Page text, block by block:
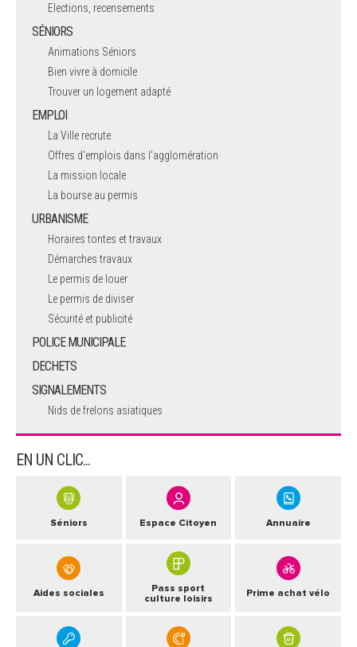
Elections, recensements
SÉNIORS
Animations Séniors
Bien vivre à domicile
Trouver un logement adapté
EMPLOI
La Ville recrute
Offres d'emplois dans l'agglomération
La mission locale
La bourse au permis
URBANISME
Horaires tontes et travaux
Démarches travaux
Le permis de louer
Le permis de diviser
Sécurité et publicité
POLICE MUNICIPALE
DECHETS
SIGNALEMENTS
Nids de frelons asiatiques
EN UN CLIC...
Séniors Espace Citoyen Annuaire
Aides sociales
Pass sport
culture loisirs
Prime achat vélo